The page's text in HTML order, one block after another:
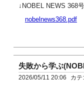
↓NOBEL NEWS 368
nobelnews368.pdf
失敗から学ぶ
2026/05/11 20:06 カテ